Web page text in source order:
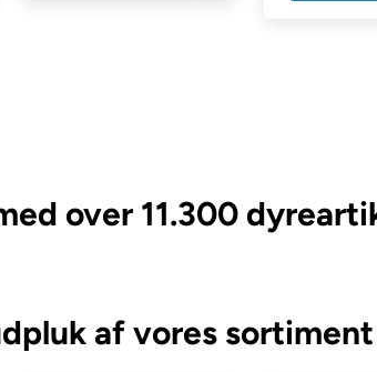
over 11.300
af vores sortiment